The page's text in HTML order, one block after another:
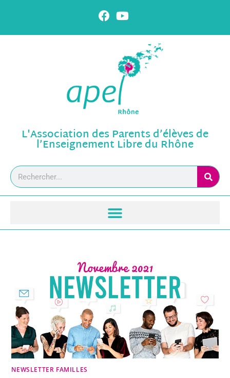
L'Association des Parents d’élèves de
l’Enseignement Libre du Rhône
NEWSLETTER FAMILLES